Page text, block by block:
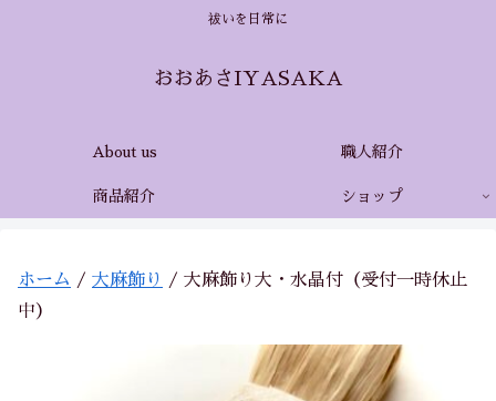
祓いを日常に
おおあさIYASAKA
About us 職人紹介
商品紹介 ショップ
ホーム / 大麻飾り
/ 大麻飾り大・水晶付（受付一時休止
中）